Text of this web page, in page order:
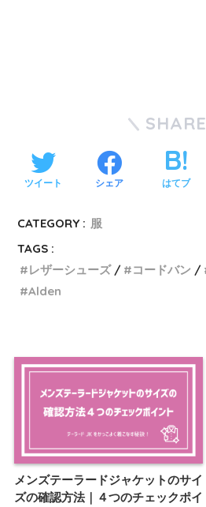
SHARE
ツイート シェア はてブ
CATEGORY : 服
TAGS :
レザーシューズ
コードバン
Alden
メンズテーラードジャケットのサイ
ズの確認方法｜４つのチェックポイ